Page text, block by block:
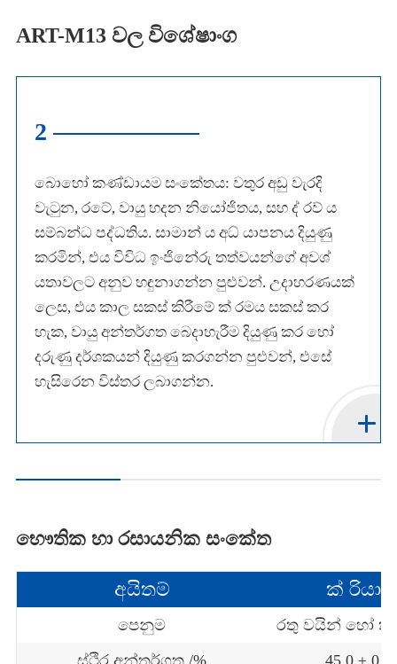
ART-M13 වල විශේෂාංග
2
බොහෝ කණ්ඩායම සංකේතය: වතුර අඩු වැරදි
වැටුන, රටේ, වායු හදන නියෝජිතය, සහ ද් රව් ය
සම්බන්ධ පද්ධතිය. සාමාන් ය අධ් යාපනය දියුණු
කරමින්, එය විවිධ ඉංජිනේරු තත්වයන්ගේ අවශ්
යතාවලට අනුව හඳුනාගන්න පුළුවන්. උදාහරණයක්
ලෙස, එය කාල සකස් කිරීමේ ක් රමය සකස් කර
හැක, වායු අන්තර්ගත බෙදාහැරීම දියුණු කර හෝ
දරුණු දර්ශකයන් දියුණු කරගන්න පුළුවන්, එසේ
හැසිරෙන විස්තර ලබාගන්න.
භෞතික හා රසායනික සංකේත
අයිතම් ක් රියාව
පෙනුම
රතු වයින් හෝ
ස්ථිර අන්තර්ගත /%
45.0 ± 0.5.